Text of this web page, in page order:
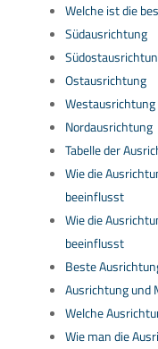
Welche ist die
Südausrichtung
Ostausrichtung
Westausrichtung
Nordausrichtung
Tabelle der
Wie die
beeinflusst
Wie die
beeinflusst
Beste
Ausrichtung und
Welche
Wie man die